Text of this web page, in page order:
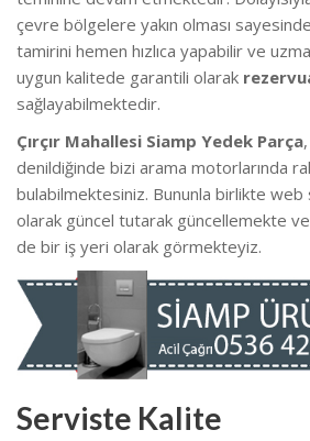
çevre bölgelere yakın olması
tamirini hemen hızlıca yapabilir ve
uygun kalitede garantili olarak
sağlayabilmektedir.
Çırçır Mahallesi Siamp Yedek Parça
denildiğinde bizi arama motorlarında
bulabilmektesiniz. Bununla birlikte web
olarak güncel tutarak güncellemekte
de bir iş yeri olarak görmekteyiz.
Serviste Kalite